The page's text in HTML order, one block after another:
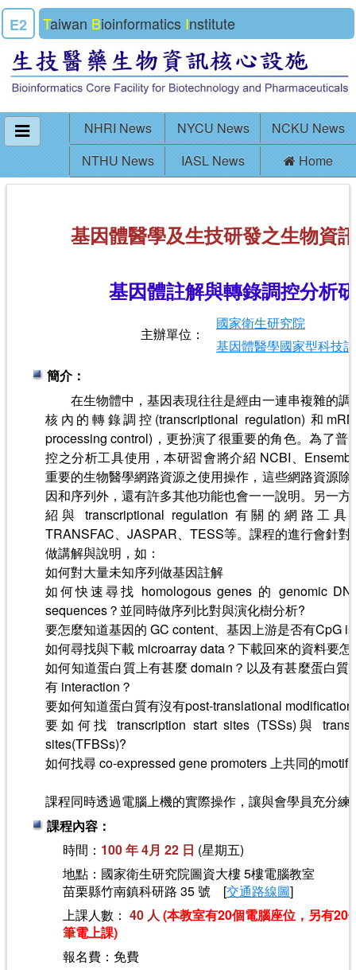
E2 Taiwan Bioinformatics Institute
NHRI News NYCU News
NCKU News
NTHU News
IASL News Home
基因體醫學及生技研發之生物資
基因體註解與轉錄調控分析
主辦單位：
國家衛生研究院
基因體醫學國家型科技
簡介：
在生物體中，基因表現往往是經由一連串複雜的調
核內的轉錄調控(transcriptional regulation) 和
processing control)，更扮演了很重要的角色。為了普
控之分析工具使用，本研習會將介紹 NCBI、
重要的生物醫學網路資源之使用操作，這些網路資源
因和序列外，還有許多其他功能也會一一說明。另一
紹與 transcriptional regulation 有關的網路工
TRANSFAC、JASPAR、TESS等。課程的進行會針
做講解與說明，如：
如何對大量未知序列做基因註解
如何快速尋找 homologous genes 的 genomic
sequences？並同時做序列比對與演化樹分析?
要怎麼知道基因的 GC content、基因上游是否有CpG
如何尋找與下載 microarray data？下載回來的資料要怎
如何知道蛋白質上有甚麼 domain？以及有甚麼蛋白質
有 interaction？
要如何知道蛋白質有沒有post-translational
要如何找 transcription start sites (TSSs)與
sites(TFBSs)?
如何找尋 co-expressed gene promoters 上共同的motif
課程同時透過電腦上機的實際操作，讓與會學員充分
課程內容：
時間： 100 年 4月 22 日 (星期五)
地點：國家衛生研究院圖資大樓 5樓電腦教室
苗栗縣竹南鎮科研路 35 號 [交通路線圖]
上課人數： 40 人 (本教室有20個電腦座位，另有20
筆電上課)
報名費：免費